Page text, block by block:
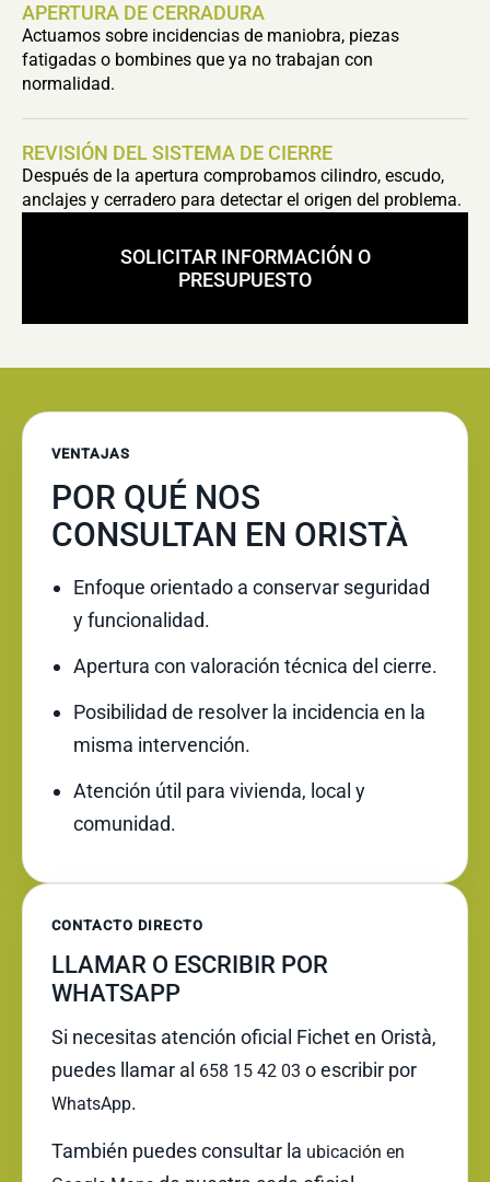
APERTURA DE CERRADURA
Actuamos sobre incidencias de maniobra, piezas
fatigadas o bombines que ya no trabajan con
normalidad.
REVISIÓN DEL SISTEMA DE CIERRE
Después de la apertura comprobamos cilindro, escudo,
anclajes y cerradero para detectar el origen del problema.
SOLICITAR INFORMACIÓN O
PRESUPUESTO
VENTAJAS
POR QUÉ NOS
CONSULTAN EN ORISTÀ
Enfoque orientado a conservar seguridad
y funcionalidad.
Apertura con valoración técnica del cierre.
Posibilidad de resolver la incidencia en la
misma intervención.
Atención útil para vivienda, local y
comunidad.
CONTACTO DIRECTO
LLAMAR O ESCRIBIR POR
WHATSAPP
Si necesitas atención oficial Fichet en Oristà,
puedes llamar al 658 15 42 03 o escribir por
WhatsApp.
También puedes consultar la ubicación en